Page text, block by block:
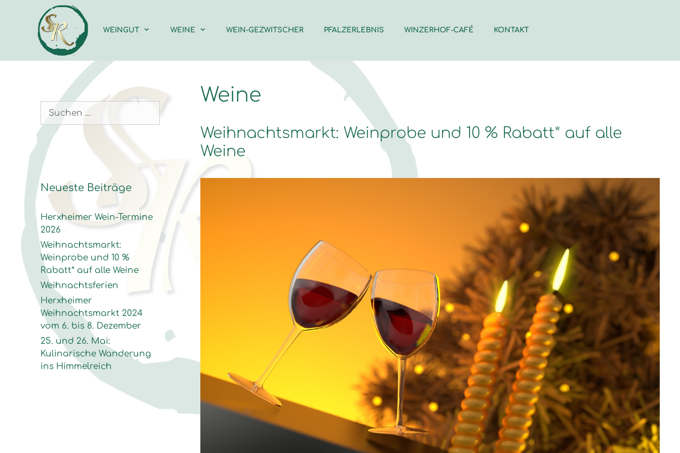
springen
WEINGUT WEINE WEIN-GEZWITSCHER PFALZERLEBNIS WINZERHOF-CAFÉ KONTAKT
Weine
Weihnachtsmarkt: Weinprobe und 10 % Rabatt* auf alle
Weine
Suchen
Neueste Beiträge
Herxheimer Wein-Termine
2026
Weihnachtsmarkt:
Weinprobe und 10 %
Rabatt* auf alle Weine
Weihnachtsferien
Herxheimer
Weihnachtsmarkt 2024
vom 6. bis 8. Dezember
25. und 26. Mai:
Kulinarische Wanderung
ins Himmelreich